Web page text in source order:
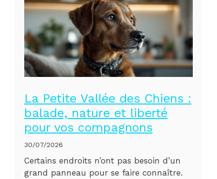
La Petite Vallée des Chiens :
balade, nature et liberté
pour vos compagnons
30/07/2026
Certains endroits n’ont pas besoin d’un
grand panneau pour se faire connaître.